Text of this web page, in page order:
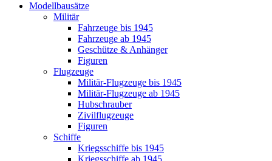
Modellbausätze
Militär
Fahrzeuge bis 1945
Fahrzeuge ab 1945
Geschütze & Anhänger
Figuren
Flugzeuge
Militär-Flugzeuge bis 1945
Militär-Flugzeuge ab 1945
Hubschrauber
Zivilflugzeuge
Figuren
Schiffe
Kriegsschiffe bis 1945
Kriegsschiffe ab 1945